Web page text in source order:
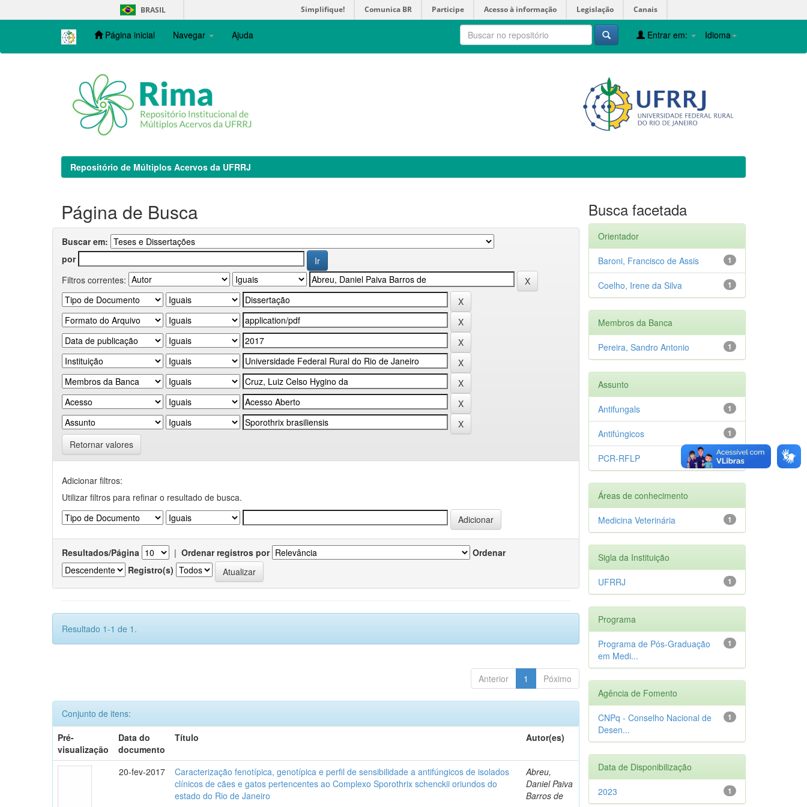
navigation
BRASIL Simplifique! Comunica BR Participe Acesso à informação Legislação Canais
Página inicial Navegar Ajuda Idioma
Entrar em:
Repositório de Múltiplos Acervos da UFRRJ
Página de Busca
Buscar em:
por
Filtros correntes:
Retornar valores
Adicionar filtros:
Utilizar filtros para refinar o resultado de busca.
Resultados/Página | Ordenar registros por
Ordenar
Registro(s)
Resultado 1-1 de 1.
Anterior 1 Póximo
Conjunto de itens:
Pré-
visualização
Data do
documento
Título Autor(es)
20-fev-2017
Caracterização fenotípica, genotípica e perfil de sensibilidade a antifúngicos de isolados
clínicos de cães e gatos pertencentes ao Complexo Sporothrix schenckii oriundos do
estado do Rio de Janeiro
Abreu,
Daniel Paiva
Barros de
Busca facetada
Orientador
1
Baroni, Francisco de Assis
1
Coelho, Irene da Silva
Membros da Banca
1
Pereira, Sandro Antonio
Assunto
1
Antifungals
1
Antifúngicos
1
PCR-RFLP
Áreas de conhecimento
1
Medicina Veterinária
Sigla da Instituição
1
UFRRJ
Programa
1
Programa de Pós-Graduação
em Medi...
Agência de Fomento
1
CNPq - Conselho Nacional de
Desen...
Data de Disponibilização
1
2023